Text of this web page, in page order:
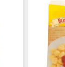
M.
prodotti come da…
come da ordine!!